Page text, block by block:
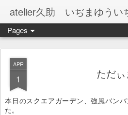
atelier久助 いぢまゆうい
Pages
APR
1 ただぃ
本日のスクエアガーデン、強風バン
た。